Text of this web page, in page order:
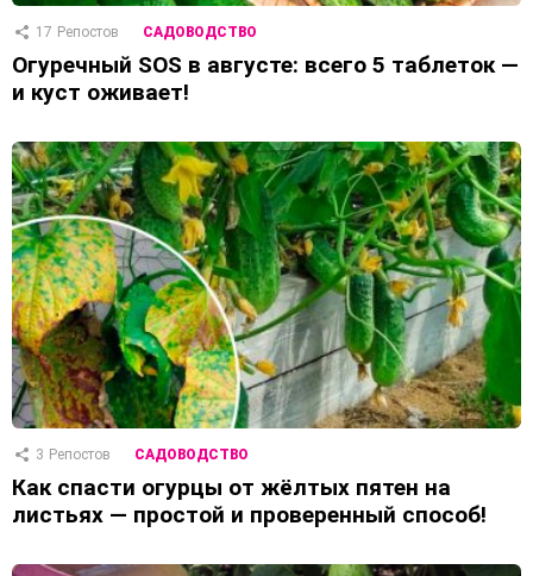
17 Репостов САДОВОДСТВО
Огуречный SOS в августе: всего 5 таблеток —
и куст оживает!
3 Репостов САДОВОДСТВО
Как спасти огурцы от жёлтых пятен на
листьях — простой и проверенный способ!